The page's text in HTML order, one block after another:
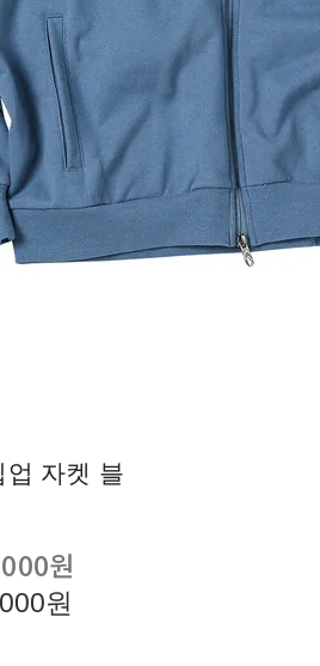
업 자켓 블
원
원